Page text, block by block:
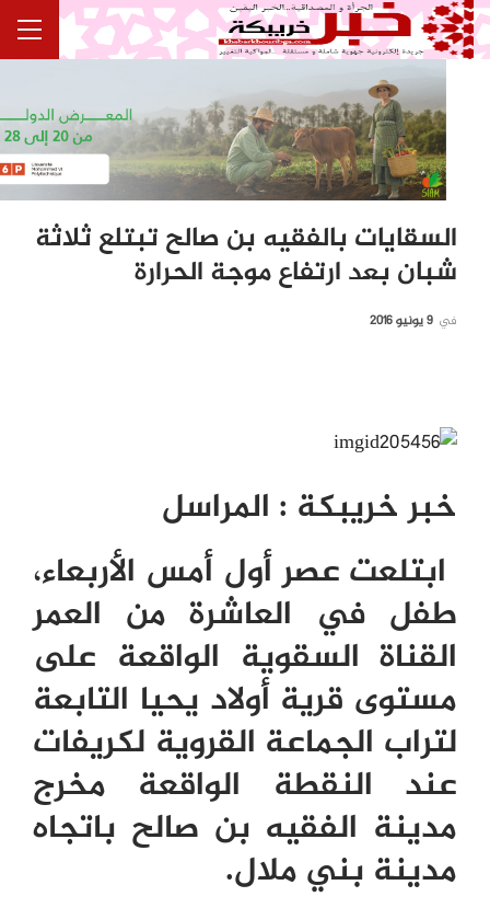
السقايات بالفقيه بن صالح تبتلع ثلاثة
شبان بعد ارتفاع موجة الحرارة
في 9 يونيو 2016
خبر خريبكة : المراسل
ابتلعت عصر أول أمس الأربعاء،
طفل في العاشرة من العمر
القناة السقوية الواقعة على
مستوى قرية أولاد يحيا التابعة
لتراب الجماعة القروية لكريفات
عند النقطة الواقعة مخرج
مدينة الفقيه بن صالح باتجاه
مدينة بني ملال.